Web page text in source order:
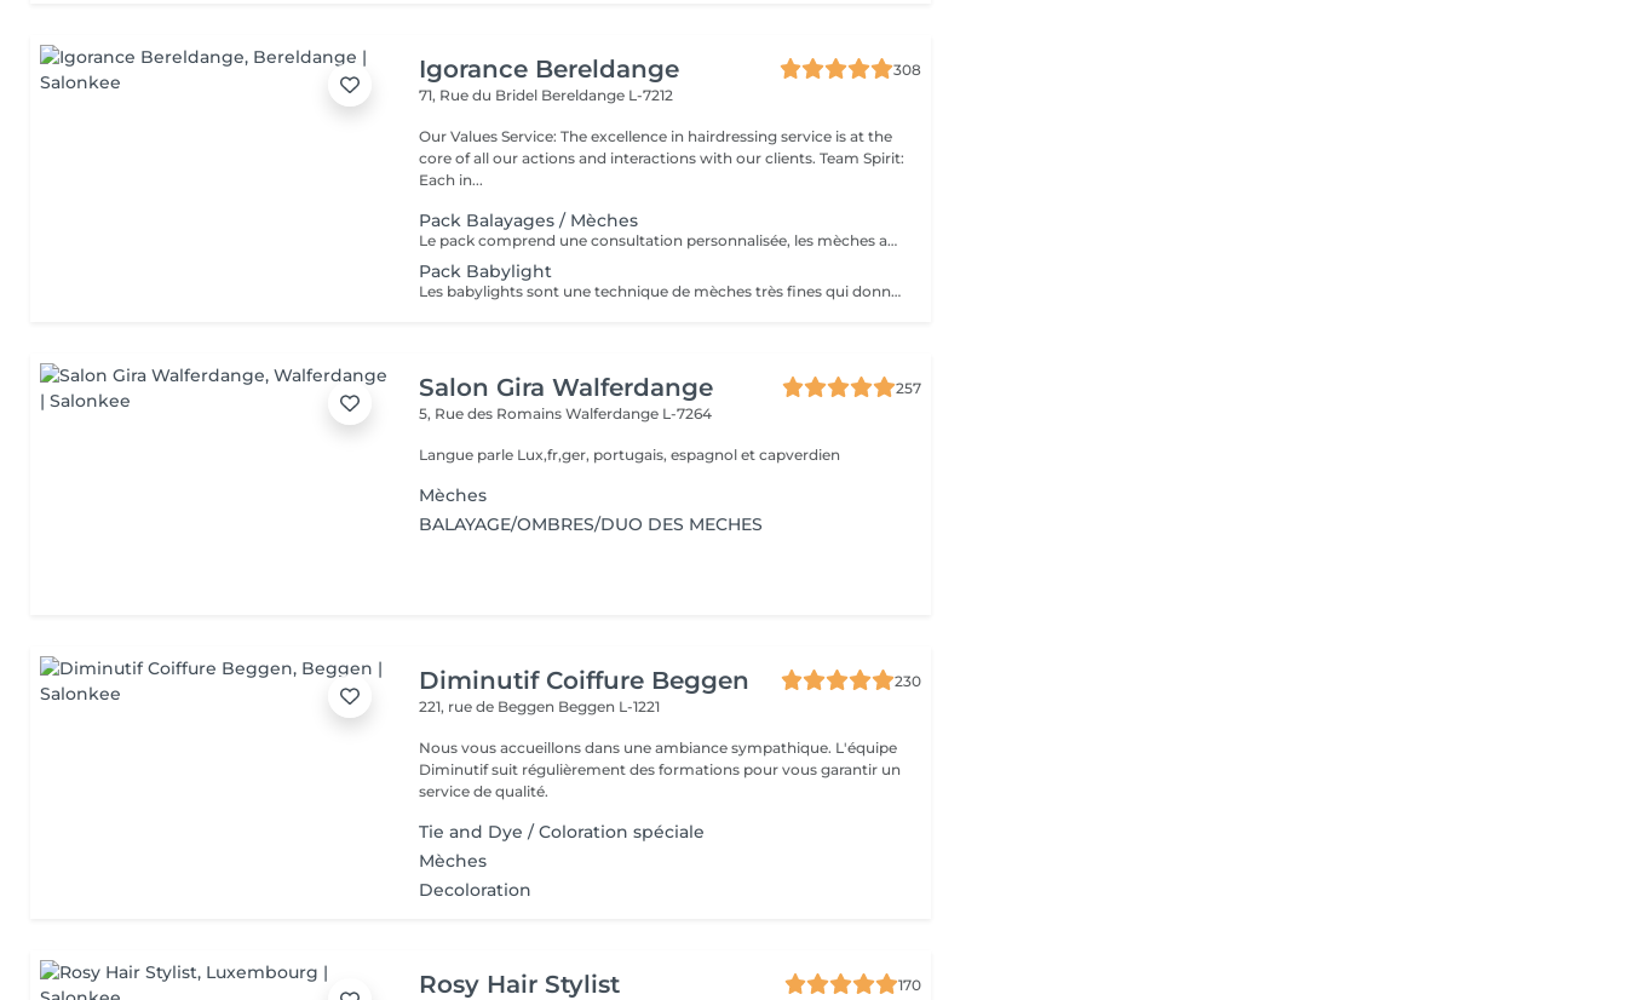
Igorance Bereldange
308
71, Rue du Bridel Bereldange L-7212
Our Values Service: The excellence in hairdressing service is at the
core of all our actions and interactions with our clients. Team Spirit:
Each in...
Pack Balayages / Mèches
Le pack comprend une consultation personnalisée, les mèches avec les produits LOREAL PROFESSIONNEL, shampooing et conditionneur spécifiques REDKEN, le séchage et les produits de styling REDKEN Option Coupe : la coupe IGORANCE, ( finition sur cheveux sec), le séchage et les produits de styling REDKEN. * Tarifs à titre indicatifs à confirmer après la consultation personnalisée établit auprès de votre coiffeur/stylist/spécialiste * La direction se réserve le droit d’apporter des modifications pour le bon fonctionnement du salon
Pack Babylight
Les babylights sont une technique de mèches très fines qui donne un résultat lumineux. Le pack comprend une consultation personnalisée, des babylights avec les produits LOREAL PROFESSIONNEL, shampooing et conditionneur spécifiques REDKEN, le séchage et les produits de styling REDKEN Option Coupe : la coupe IGORANCE, ( finition sur cheveux sec), le séchage et les produits de styling REDKEN. * Tarifs à titre indicatifs à confirmer après la consultation personnalisée établit auprès de votre coiffeur/stylist/spécialiste * La direction se réserve le droit d’apporter des modifications pour le bon fonctionnement du salon
Salon Gira Walferdange
257
5, Rue des RomainsWalferdange L-7264
Langue parle Lux,fr,ger, portugais, espagnol et capverdien
Mèches
BALAYAGE/OMBRES/DUO DES MECHES
Diminutif Coiffure Beggen
230
221, rue de Beggen Beggen L-1221
Nous vous accueillons dans une ambiance sympathique. L'équipe
Diminutif suit régulièrement des formations pour vous garantir un
service de qualité.
Tie and Dye / Coloration spéciale
Mèches
Decoloration
Rosy Hair Stylist
170